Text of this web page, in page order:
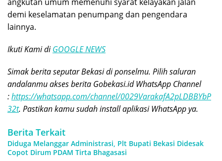
demi keselamatan penumpang dan pengendara
lainnya.
Ikuti Kami diGOOGLE NEWS
Simak berita seputar Bekasi di ponselmu. Pilih saluran
andalanmu akses berita Gobekasi.id WhatsApp Channel
:https://whatsapp.com/channel/0029VarakafA2pLDBBYbP
32t. Pastikan kamu sudah install aplikasi WhatsApp ya.
Berita Terkait
Diduga Melanggar Administrasi, Plt Bupati Bekasi Didesak
Copot Dirum PDAM Tirta Bhagasasi